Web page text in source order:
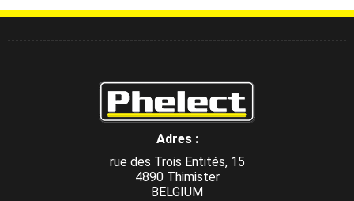
Adres :
rue des Trois Entités, 15
4890 Thimister
BELGIUM